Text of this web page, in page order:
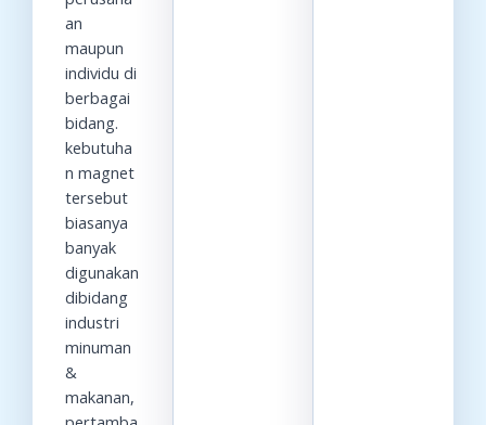
an
maupun
individu di
berbagai
bidang.
kebutuha
n magnet
tersebut
biasanya
banyak
digunakan
dibidang
industri
minuman
&
makanan,